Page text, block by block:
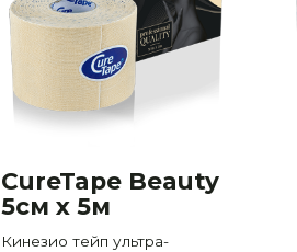
CureTape Beauty
5см x 5м
Кинезио тейп ультра-